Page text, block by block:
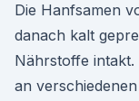
Die Hanfsamen
danach kalt
Nährstoffe intakt.
an